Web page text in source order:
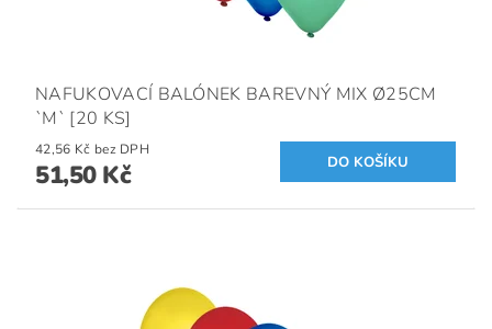
NAFUKOVACÍ BALÓNEK BAREVNÝ MIX Ø25CM
`M` [20 KS]
42,56 Kč bez DPH
51,50 Kč